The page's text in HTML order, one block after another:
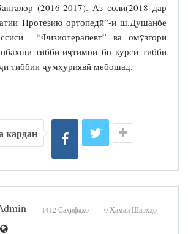
(2016-2017). Аз соли(2018 дар
Протезию ортопедӣ”-и ш.Душанбе
“Физиотерапевт” ва омӯзгори
тиббӣ-иҷтимоӣ бо курси тибби
тиббии ҷумҳуриявӣ мебошад.
кардан
1412 Саҳифаҳо 0 Ҳамаи Шарҳҳо